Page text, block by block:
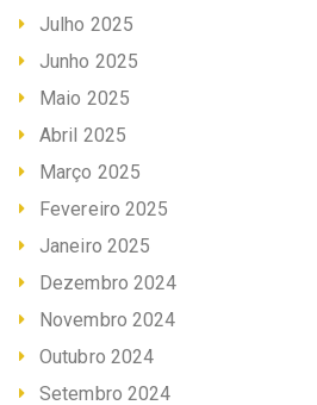
Julho 2025
Junho 2025
Maio 2025
Abril 2025
Março 2025
Fevereiro 2025
Janeiro 2025
Dezembro 2024
Novembro 2024
Outubro 2024
Setembro 2024